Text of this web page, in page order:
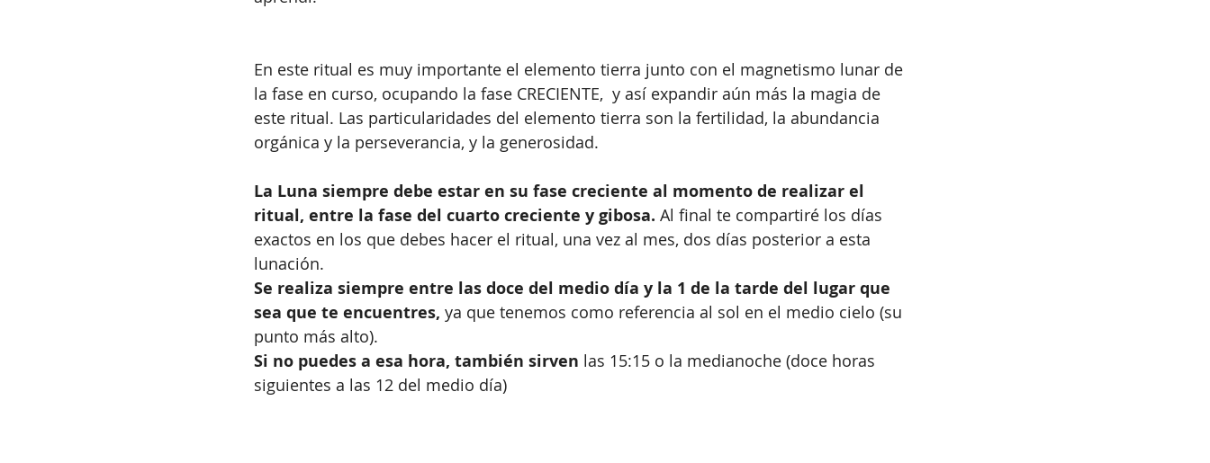
En este ritual es muy importante el elemento tierra junto con el magnetismo lunar de
la fase en curso, ocupando la fase CRECIENTE,  y así expandir aún más la magia de
este ritual. Las particularidades del elemento tierra son la fertilidad, la abundancia
orgánica y la perseverancia, y la generosidad.
La Luna siempre debe estar en su fase creciente al momento de realizar el
ritual, entre la fase del cuarto creciente y gibosa. Al final te compartiré los días
exactos en los que debes hacer el ritual, una vez al mes, dos días posterior a esta
lunación.
Se realiza siempre entre las doce del medio día y la 1 de la tarde del lugar que
sea que te encuentres, ya que tenemos como referencia al sol en el medio cielo (su
punto más alto).
Si no puedes a esa hora, también sirven las 15:15 o la medianoche (doce horas
siguientes a las 12 del medio día)